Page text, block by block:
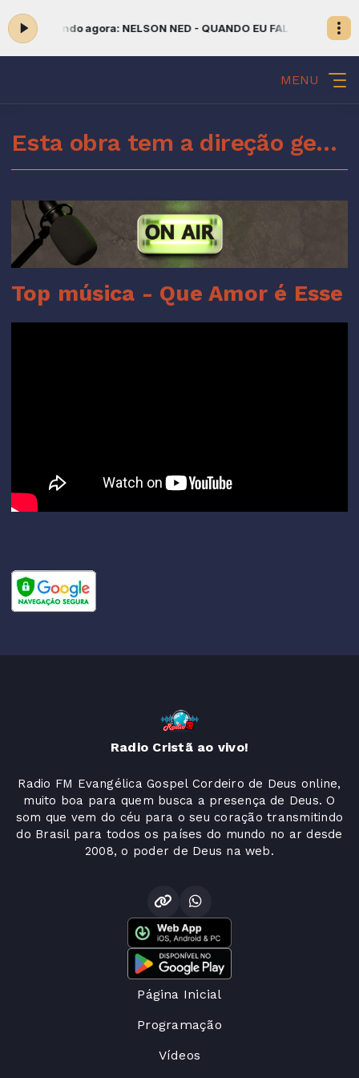
-Tocando agora: NELSON NED - QUANDO EU FALO DE JESUS
MENU
Esta obra tem a direção geral do Espírito Santo de Deus
Top música - Que Amor é Esse
Radio Cristã ao vivo!
Radio FM Evangélica Gospel Cordeiro de Deus online,
muito boa para quem busca a presença de Deus. O
som que vem do céu para o seu coração transmitindo
do Brasil para todos os países do mundo no ar desde
2008, o poder de Deus na web.
Página Inicial
Programação
Vídeos